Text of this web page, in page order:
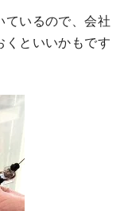
ているので、会社
くといいかもです